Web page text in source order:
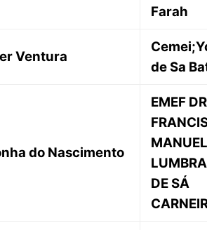
Farah
Ventura
de Sa
do Nascimento
EMEF DR
MANUEL
DE SÁ